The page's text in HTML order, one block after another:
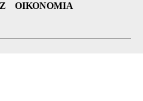
ΟΙΚΟΝΟΜΊΑ